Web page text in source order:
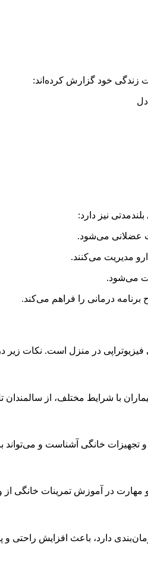
زندگی خود گزارش کرده‌اند:
نیز دارد:
عضلانی می‌شود.
مدیریت می‌کنند.
می‌شود.
درمانی را فراهم می‌کند.
در منزل است. نکات زیر
با شرایط مختلف، از سالمندان
خانگی آشناست و می‌تواند
و مهارت در آموزش تمرینات خانگی
دارد، باعث افزایش